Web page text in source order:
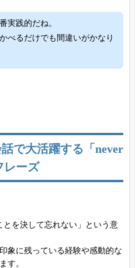
実践的だね。
べるだけでも間違いがかなり
で大活躍する「never
レーズ
とを決して忘れない」という意
象に残っている経験や感動的な
す。